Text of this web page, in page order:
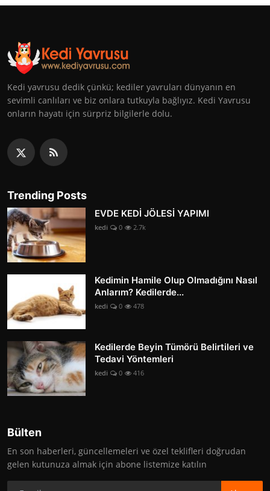
Kedi yavrusu dedik çünkü; kediler yavruları dünyanın en
sevimli canlıları ve biz onlara tutkuyla bağlıyız. Kedi Yavrusu
onların hayatı için sürpriz bilgilerle dolu.
Trending Posts
EVDE KEDİ JÖLESİ YAPIMI
kedi 0 2.7k
Kedimin Hamile Olup Olmadığını Nasıl
Anlarım? Kedilerde...
kedi 0 478
Kedilerde Beyin Tümörü Belirtileri ve
Tedavi Yöntemleri
kedi 0 416
Bülten
En son haberleri, güncellemeleri ve özel teklifleri doğrudan
gelen kutunuza almak için abone listemize katılın